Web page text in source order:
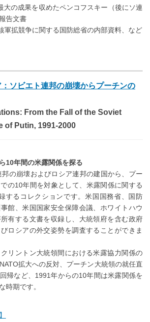
大の成果を収めたペンコフスキー（後にソ連
告文書
軍拡競争に関する国防総省の内部資料、など
ソビエト連邦の崩壊からプーチンの
From the Fall of the Soviet
of Putin, 1991-2000
10年間の米露関係を探る
の崩壊およびロシア連邦の建国から、プー
の10年間を対象として、米露関係に関する
するコレクションです。米国国務省、国防
館、米国国家安全保障会議、ホワイトハウ
有する文書を収録し、大統領府を含む政府
ロシアの外交姿勢を調査することができま
リントン大統領間における米露協力関係の
拡大への反対、プーチン大統領の就任直
帰など、1991年からの10年間は米露関係を
時期です。